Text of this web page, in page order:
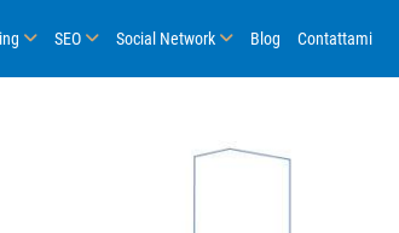
SEO Social Network Blog Contattami